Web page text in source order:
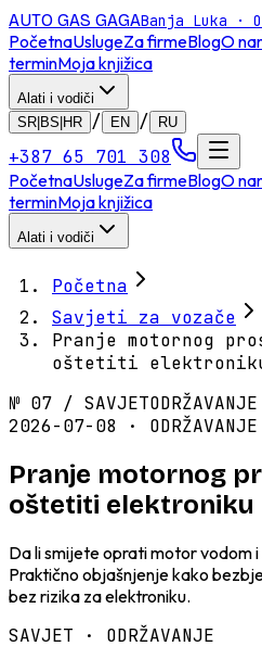
AUTO GAS GAGABanja Luka ·
PočetnaUslugeZa firmeBlogO
terminMoja knjižica
Alati i vodiči
SR|BS|HR
/ EN / RU
+387 65 701 308
PočetnaUslugeZa firmeBlogO
terminMoja knjižica
Alati i vodiči
Početna
Savjeti za vozače
Pranje motornog
oštetiti
№ 07 / SAVJETODRŽAVANJE
2026-07-08 · ODRŽAVANJE
Pranje motornog
oštetiti elektroniku
Da li smijete oprati motor vodom
Praktično objašnjenje kako
bez rizika za elektroniku.
SAVJET · ODRŽAVANJE